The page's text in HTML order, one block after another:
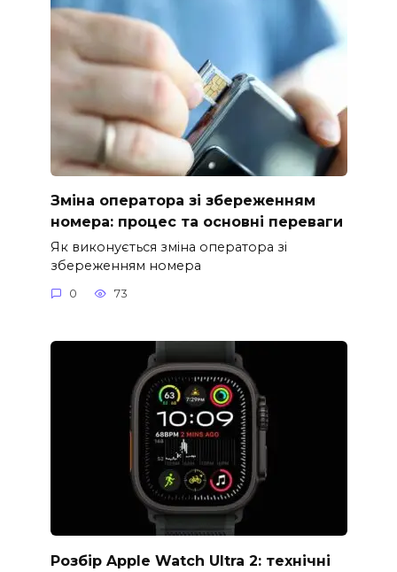
Зміна оператора зі збереженням
номера: процес та основні переваги
Як виконується зміна оператора зі
збереженням номера
0 73
Розбір Apple Watch Ultra 2: технічні